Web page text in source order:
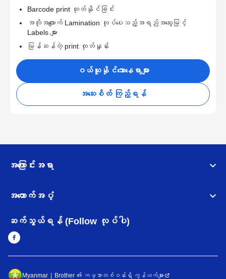
Barcode print ထုတ်နိုင်ခြင်း
အလိုအလျောက် Lamination လုပ်ပေးသည့်အရည်အသွေးမြင့်
Labels များ
မြန်ဆန်တဲ့ print ထုတ်နှုန်း
ဝယ်ယူနိုင်သောနေရာများ
အသေးစိတ် ကြည့်ရန်
အကြောင်းအရာ
အထောက်အပံ့
ဆက်သွယ်ရန် (Follow လုပ်ပါ)
Myanmar Brother ၏ ကမ္ဘာတစ်ဝန်းရှိ ကွန်ယက်များ